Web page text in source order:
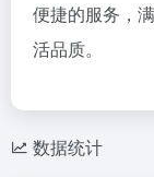
便捷的服务，
活品质。
数据统计